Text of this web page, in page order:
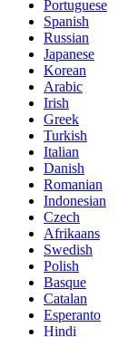
Portuguese
Spanish
Russian
Japanese
Korean
Arabic
Irish
Greek
Turkish
Italian
Danish
Romanian
Indonesian
Czech
Afrikaans
Swedish
Polish
Basque
Catalan
Esperanto
Hindi